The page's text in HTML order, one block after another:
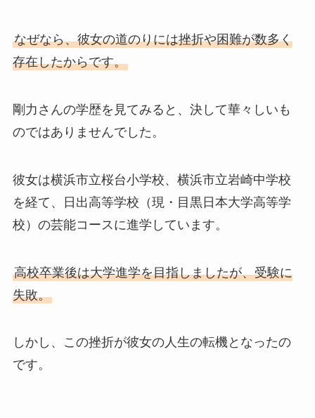
なぜなら、彼女の道のりには挫折や困難が数多く
存在したからです。
剛力さんの学歴を見てみると、決して華々しいも
のではありませんでした。
彼女は横浜市立桜台小学校、横浜市立岩崎中学校
を経て、日出高等学校（現・目黒日本大学高等学
校）の芸能コースに進学しています。
高校卒業後は大学進学を目指しましたが、受験に
失敗。
しかし、この挫折が彼女の人生の転機となったの
です。